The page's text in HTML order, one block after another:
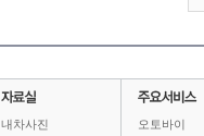
내차사진
오토바이